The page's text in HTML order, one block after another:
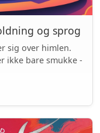
og sprog
sig over himlen.
ikke bare smukke -